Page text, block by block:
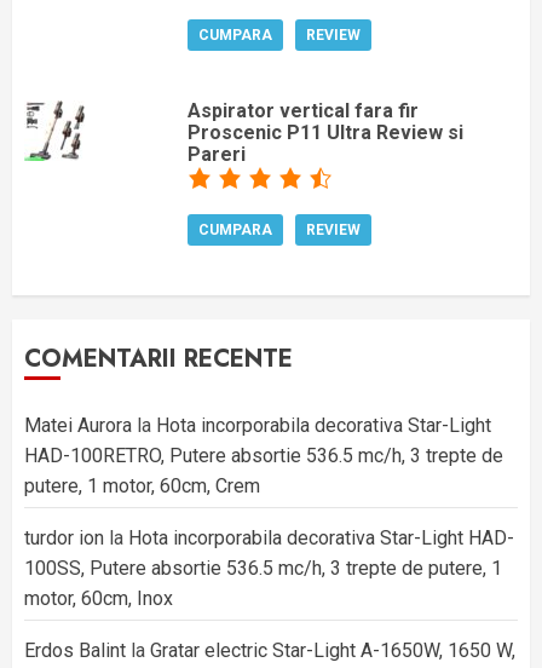
CUMPARA REVIEW
Aspirator vertical fara fir
Proscenic P11 Ultra Review si
Pareri
CUMPARA REVIEW
COMENTARII RECENTE
Matei Aurora la Hota incorporabila decorativa Star-Light
HAD-100RETRO, Putere absortie 536.5 mc/h, 3 trepte de
putere, 1 motor, 60cm, Crem
turdor ion la Hota incorporabila decorativa Star-Light HAD-
100SS, Putere absortie 536.5 mc/h, 3 trepte de putere, 1
motor, 60cm, Inox
Erdos Balint la Gratar electric Star-Light A-1650W, 1650 W,